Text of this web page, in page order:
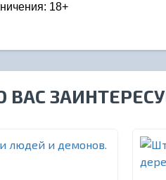
18+